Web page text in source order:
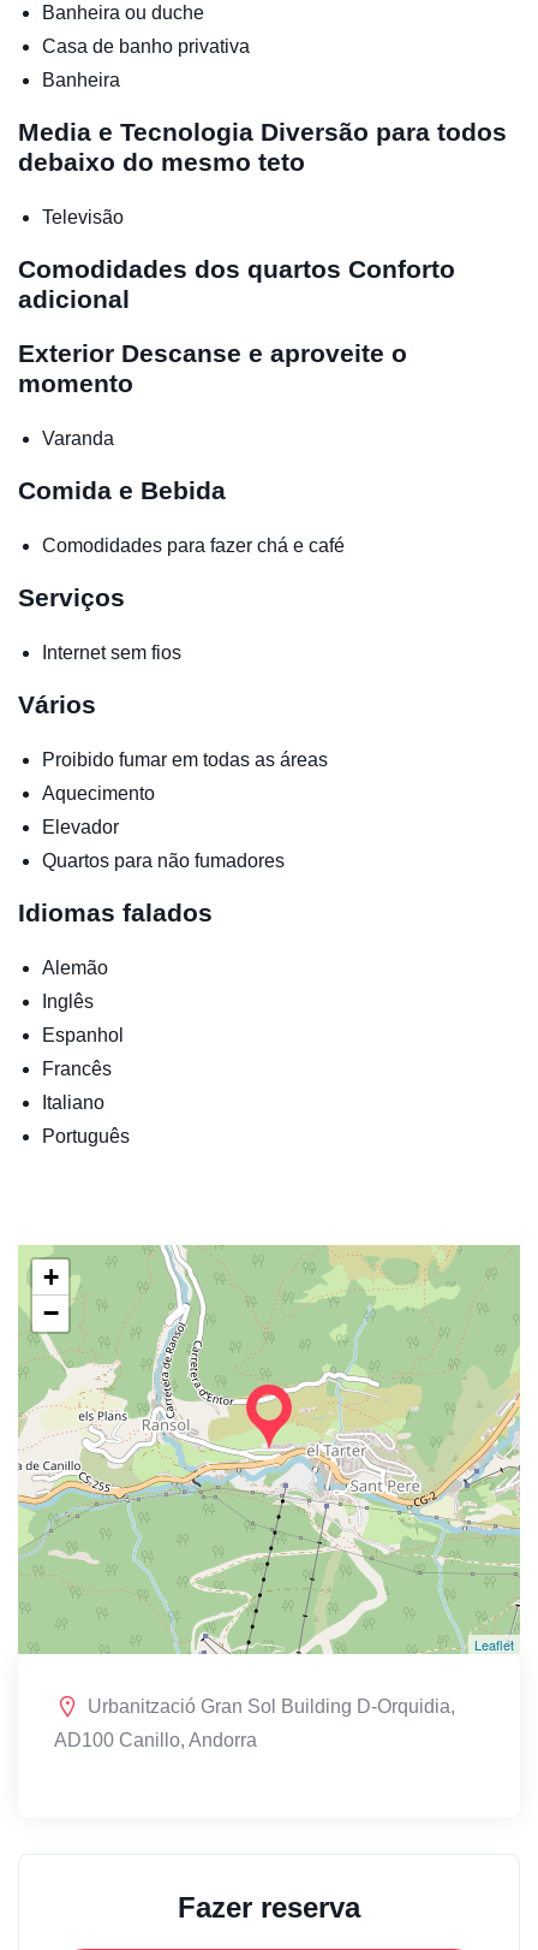
Banheira ou duche
Casa de banho privativa
Banheira
Media e Tecnologia Diversão para todos
debaixo do mesmo teto
Televisão
Comodidades dos quartos Conforto
adicional
Exterior Descanse e aproveite o
momento
Varanda
Comida e Bebida
Comodidades para fazer chá e café
Serviços
Internet sem fios
Vários
Proibido fumar em todas as áreas
Aquecimento
Elevador
Quartos para não fumadores
Idiomas falados
Alemão
Inglês
Espanhol
Francês
Italiano
Português
+
−
Leaflet
Urbanització Gran Sol Building D-Orquidia,
AD100 Canillo, Andorra
Fazer reserva